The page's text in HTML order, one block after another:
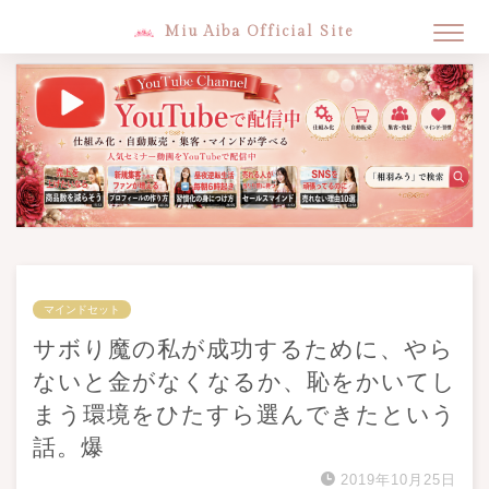
Miu Aiba Official Site
マインドセット
サボり魔の私が成功するために、やら
ないと金がなくなるか、恥をかいてし
まう環境をひたすら選んできたという
話。爆
2019年10月25日